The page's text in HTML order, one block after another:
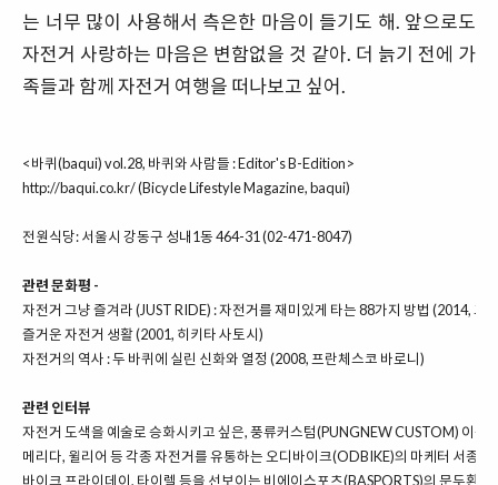
는 너무 많이 사용해서 측은한 마음이 들기도 해. 앞으로도
자전거 사랑하는 마음은 변함없을 것 같아. 더 늙기 전에 가
족들과 함께 자전거 여행을 떠나보고 싶어.
<바퀴(baqui) vol.28, 바퀴와 사람들 : Editor's B-Edition>
http://baqui.co.kr/(Bicycle Lifestyle Magazine, baqui)
전원식당: 서울시 강동구 성내1동 464-31 (02-471-8047)
관련 문화평 -
자전거 그냥 즐겨라 (JUST RIDE) : 자전거를 재미있게 타는 88가지 방법 (2014, 그
즐거운 자전거 생활 (2001, 히키타 사토시)
자전거의 역사 : 두 바퀴에 실린 신화와 열정 (2008, 프란체스코 바로니)
관련 인터뷰
자전거 도색을 예술로 승화시키고 싶은, 풍류커스텀(PUNGNEW CUSTOM) 이승
메리다, 윌리어 등 각종 자전거를 유통하는 오디바이크(ODBIKE)의 마케터 서종철
바이크 프라이데이, 타이렐 등을 선보이는 비에이스포츠(BASPORTS)의 문두환